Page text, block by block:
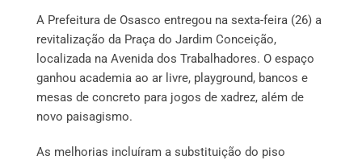
A Prefeitura de Osasco entregou na sexta-feira (26) a
revitalização da Praça do Jardim Conceição,
localizada na Avenida dos Trabalhadores. O espaço
ganhou academia ao ar livre, playground, bancos e
mesas de concreto para jogos de xadrez, além de
novo paisagismo.
As melhorias incluíram a substituição do piso